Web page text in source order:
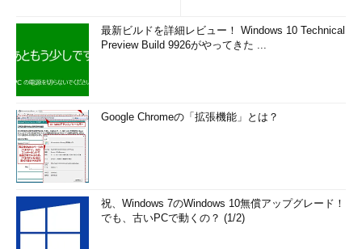
最新ビルドを詳細レビュー！ Windows 10 Technical
Preview Build 9926がやってきた ...
Google Chromeの「拡張機能」とは？
祝、Windows 7のWindows 10無償アップグレード！
でも、古いPCで動くの？ (1/2)